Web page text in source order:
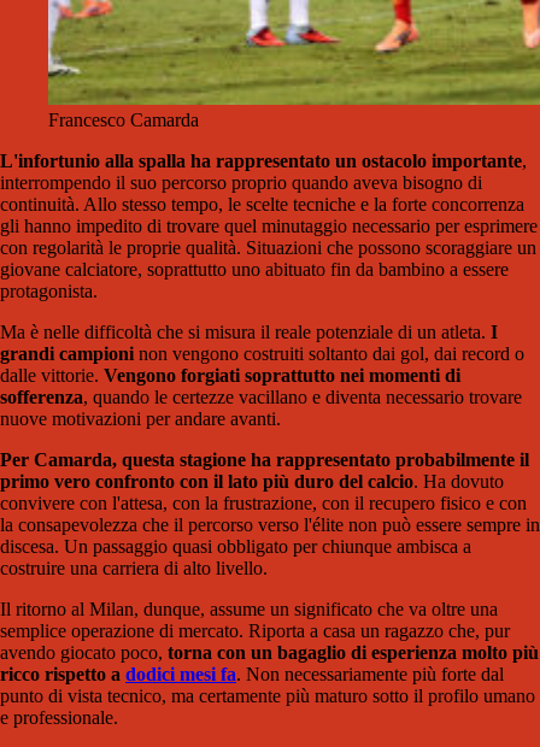
Francesco Camarda
L'infortunio alla spalla ha rappresentato un ostacolo importante,
interrompendo il suo percorso proprio quando aveva bisogno di
continuità. Allo stesso tempo, le scelte tecniche e la forte concorrenza
gli hanno impedito di trovare quel minutaggio necessario per esprimere
con regolarità le proprie qualità. Situazioni che possono scoraggiare un
giovane calciatore, soprattutto uno abituato fin da bambino a essere
protagonista.
Ma è nelle difficoltà che si misura il reale potenziale di un atleta. I
grandi campioni non vengono costruiti soltanto dai gol, dai record o
dalle vittorie. Vengono forgiati soprattutto nei momenti di
sofferenza, quando le certezze vacillano e diventa necessario trovare
nuove motivazioni per andare avanti.
Per Camarda, questa stagione ha rappresentato probabilmente il
primo vero confronto con il lato più duro del calcio. Ha dovuto
convivere con l'attesa, con la frustrazione, con il recupero fisico e con
la consapevolezza che il percorso verso l'élite non può essere sempre in
discesa. Un passaggio quasi obbligato per chiunque ambisca a
costruire una carriera di alto livello.
Il ritorno al Milan, dunque, assume un significato che va oltre una
semplice operazione di mercato. Riporta a casa un ragazzo che, pur
avendo giocato poco, torna con un bagaglio di esperienza molto più
ricco rispetto a dodici mesi fa. Non necessariamente più forte dal
punto di vista tecnico, ma certamente più maturo sotto il profilo umano
e professionale.